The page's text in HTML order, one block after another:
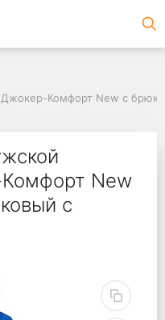
Комфорт New с
New
с